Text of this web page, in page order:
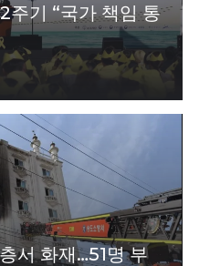
주기 “국가 책임 통
서 화재…51명 부